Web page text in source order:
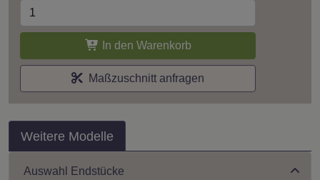
In den Warenkorb
Maßzuschnitt anfragen
Weitere Modelle
Auswahl Endstücke